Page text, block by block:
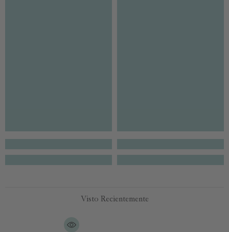
Visto Recientemente